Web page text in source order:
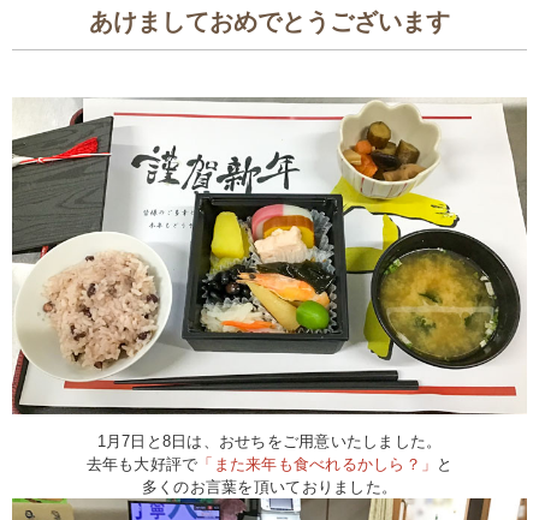
あけましておめでとうございます
1月7日と8日は、おせちをご用意いたしました。
去年も大好評で 「また来年も食べれるかしら？」 と
多くのお言葉を頂いておりました。